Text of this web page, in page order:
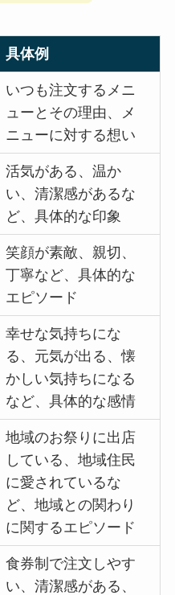
具体例
いつも注文するメニ
ューとその理由、メ
ニューに対する想い
活気がある、温か
い、清潔感があるな
ど、具体的な印象
笑顔が素敵、親切、
丁寧など、具体的な
エピソード
幸せな気持ちにな
る、元気が出る、懐
かしい気持ちになる
など、具体的な感情
地域のお祭りに出店
している、地域住民
に愛されているな
ど、地域との関わり
に関するエピソード
食券制で注文しやす
い、清潔感がある、